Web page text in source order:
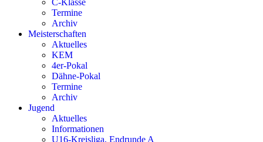
C-Klasse
Termine
Archiv
Meisterschaften
Aktuelles
KEM
4er-Pokal
Dähne-Pokal
Termine
Archiv
Jugend
Aktuelles
Informationen
U16-Kreisliga, Endrunde A